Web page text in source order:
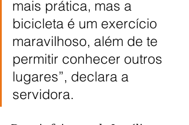
mais prática, mas a
bicicleta é um exercício
maravilhoso, além de te
permitir conhecer outros
lugares”, declara a
servidora.